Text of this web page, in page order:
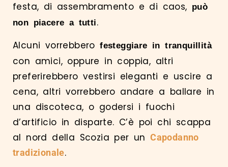
festa, di assembramento e di caos, può
non piacere a tutti.
Alcuni vorrebberofesteggiare in tranquillità
con amici, oppure in coppia, altri
preferirebbero vestirsi eleganti e uscire a
cena, altri vorrebbero andare a ballare in
una discoteca, o godersi i fuochi
d’artificio in disparte. C’è poi chi scappa
al nord della Scozia per unCapodanno
tradizionale.